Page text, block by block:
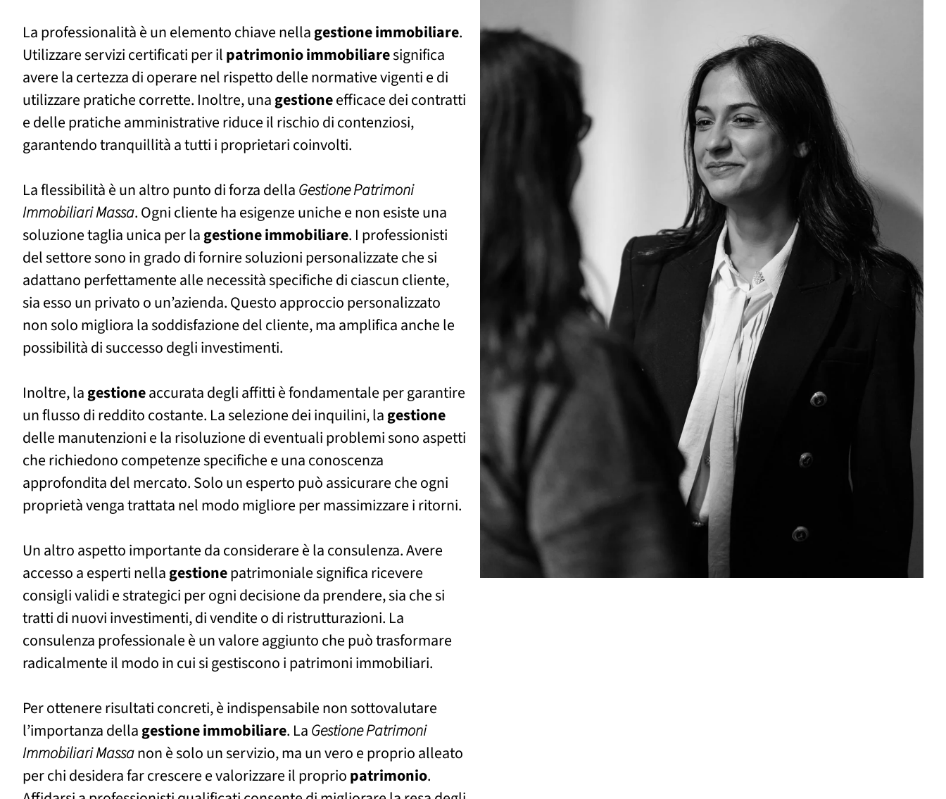
La professionalità è un elemento chiave nellagestioneimmobiliare.
Utilizzare servizi certificati per ilpatrimonioimmobiliaresignifica
avere la certezza di operare nel rispetto delle normative vigenti e di
utilizzare pratiche corrette. Inoltre, unagestioneefficace dei contratti
e delle pratiche amministrative riduce il rischio di contenziosi,
garantendo tranquillità a tutti i proprietari coinvolti.
La flessibilità è un altro punto di forza dellaGestione Patrimoni
Immobiliari Massa. Ogni cliente ha esigenze uniche e non esiste una
soluzione taglia unica per lagestioneimmobiliare. I professionisti
del settore sono in grado di fornire soluzioni personalizzate che si
adattano perfettamente alle necessità specifiche di ciascun cliente,
sia esso un privato o un’azienda. Questo approccio personalizzato
non solo migliora la soddisfazione del cliente, ma amplifica anche le
possibilità di successo degli investimenti.
Inoltre, lagestioneaccurata degli affitti è fondamentale per garantire
un flusso di reddito costante. La selezione dei inquilini, lagestione
delle manutenzioni e la risoluzione di eventuali problemi sono aspetti
che richiedono competenze specifiche e una conoscenza
approfondita del mercato. Solo un esperto può assicurare che ogni
proprietà venga trattata nel modo migliore per massimizzare i ritorni.
Un altro aspetto importante da considerare è la consulenza. Avere
accesso a esperti nellagestionepatrimoniale significa ricevere
consigli validi e strategici per ogni decisione da prendere, sia che si
tratti di nuovi investimenti, di vendite o di ristrutturazioni. La
consulenza professionale è un valore aggiunto che può trasformare
radicalmente il modo in cui si gestiscono i patrimoni immobiliari.
Per ottenere risultati concreti, è indispensabile non sottovalutare
l’importanza dellagestioneimmobiliare. LaGestione Patrimoni
Immobiliari Massanon è solo un servizio, ma un vero e proprio alleato
per chi desidera far crescere e valorizzare il propriopatrimonio.